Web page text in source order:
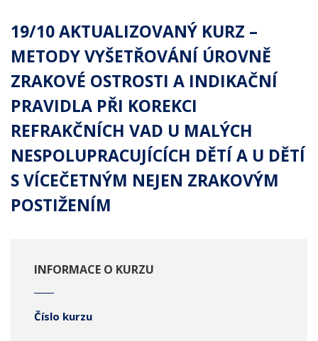
19/10 AKTUALIZOVANÝ KURZ –
METODY VYŠETŘOVÁNÍ ÚROVNĚ
ZRAKOVÉ OSTROSTI A INDIKAČNÍ
PRAVIDLA PŘI KOREKCI
REFRAKČNÍCH VAD U MALÝCH
NESPOLUPRACUJÍCÍCH DĚTÍ A U DĚTÍ
S VÍCEČETNÝM NEJEN ZRAKOVÝM
POSTIŽENÍM
INFORMACE O KURZU
Číslo kurzu